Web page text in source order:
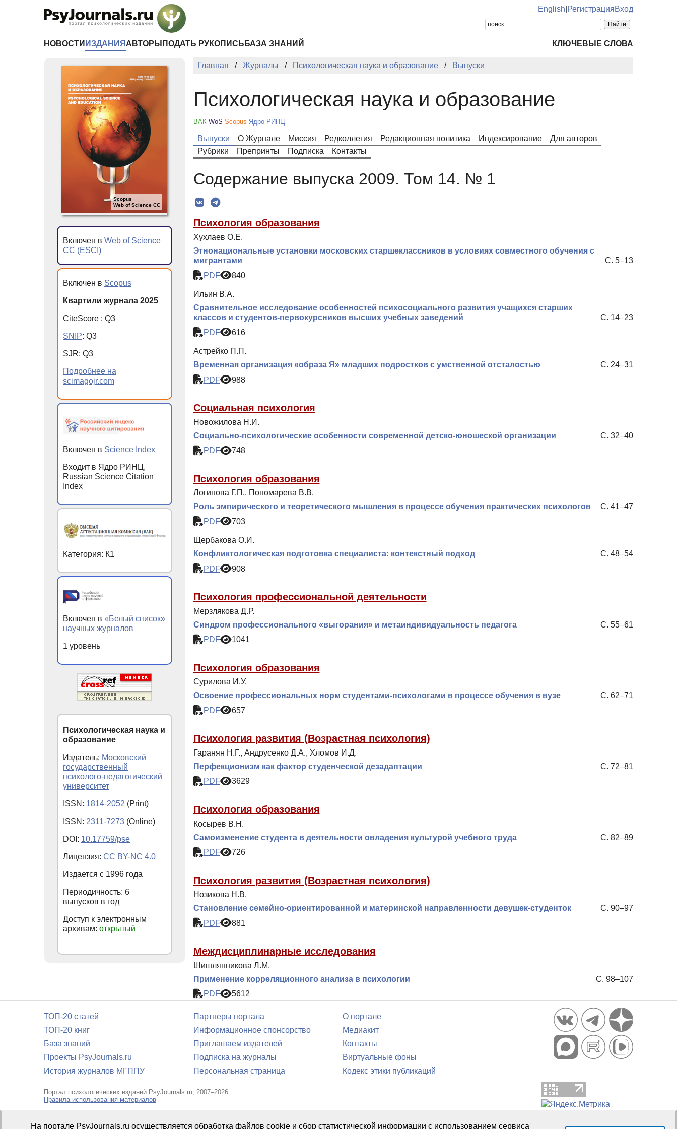
English РегистрацияВход
НОВОСТИ ИЗДАНИЯ АВТОРЫ ПОДАТЬ РУКОПИСЬ БАЗА ЗНАНИЙ КЛЮЧЕВЫЕ СЛОВА
Главная Журналы Психологическая наука и образование Выпуски
Психологическая наука и образование
ВАК WoS Scopus Ядро РИНЦ
Выпуски О Журнале Миссия Редколлегия Редакционная политика Индексирование
Для авторов
Рубрики
Препринты Подписка Контакты
Содержание выпуска 2009. Том 14. № 1
Психология образования
Хухлаев О.Е.
Этнонациональные установки московских старшеклассников в условиях совместного обучения с
мигрантами
С. 5–13
PDF
840
Ильин В.А.
Сравнительное исследование особенностей психосоциального развития учащихся старших
классов и студентов-первокурсников высших учебных заведений
С. 14–23
PDF
616
Астрейко П.П.
Временная организация «образа Я» младших подростков с умственной отсталостью
С. 24–31
PDF
988
Социальная психология
Новожилова Н.И.
Социально-психологические особенности современной детско-юношеской организации
С. 32–40
PDF
748
Психология образования
Логинова Г.П., Пономарева В.В.
Роль эмпирического и теоретического мышления в процессе обучения практических психологов
С. 41–47
PDF
703
Щербакова О.И.
Конфликтологическая подготовка специалиста: контекстный подход
С. 48–54
PDF
908
Психология профессиональной деятельности
Мерзлякова Д.Р.
Синдром профессионального «выгорания» и метаиндивидуальность педагога
С. 55–61
PDF
1041
Психология образования
Сурилова И.У.
Освоение профессиональных норм студентами-психологами в процессе обучения в вузе
С. 62–71
PDF
657
Психология развития (Возрастная психология)
Гаранян Н.Г., Андрусенко Д.А., Хломов И.Д.
Перфекционизм как фактор студенческой дезадаптации
С. 72–81
PDF
3629
Психология образования
Косырев В.Н.
Самоизменение студента в деятельности овладения культурой учебного труда
С. 82–89
PDF
726
Психология развития (Возрастная психология)
Нозикова Н.В.
Становление семейно-ориентированной и материнской направленности девушек-студенток
С. 90–97
PDF
881
Междисциплинарные исследования
Шишлянникова Л.М.
Применение корреляционного анализа в психологии
С. 98–107
PDF
5612
Scopus
Web of Science CC
Включен в Web of Science
CC (ESCI)
Включен в Scopus
Квартили журнала 2025
CiteScore : Q3
SNIP: Q3
SJR: Q3
Подробнее на
scimagojr.com
Включен в Science Index
Входит в Ядро РИНЦ,
Russian Science Citation
Index
Категория: К1
Включен в «Белый список»
научных журналов
1 уровень
Психологическая наука и
образование
Издатель: Московский
государственный
психолого-педагогический
университет
ISSN: 1814-2052 (Print)
ISSN: 2311-7273 (Online)
DOI: 10.17759/pse
Лицензия: CC BY-NC 4.0
Издается с 1996 года
Периодичность: 6
выпусков в год
Доступ к электронным
архивам: открытый
ТОП-20 статей
ТОП-20 книг
База знаний
Проекты PsyJournals.ru
История журналов МГППУ
Партнеры портала
Информационное спонсорство
Приглашаем издателей
Подписка на журналы
Персональная страница
О портале
Медиакит
Контакты
Виртуальные фоны
Кодекс этики публикаций
Портал психологических изданий PsyJournals.ru, 2007–2026
Правила использования материалов
Свидетельство регистрации СМИЭл № ФС77-66447 от 14 июля 2016 г.
На портале PsyJournals.ru осуществляется обработка файлов cookie и сбор статистической информации с использованием сервиса